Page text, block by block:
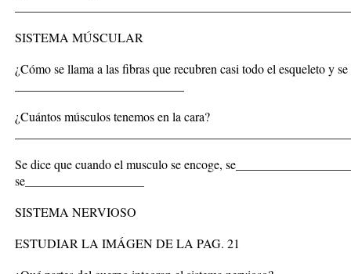
SISTEMA MÚSCULAR
¿Cómo se llama a las fibras que recubren casi todo el esqueleto y
¿Cuántos músculos tenemos en la cara?
Se dice que cuando el musculo se encoge,
se___________________
SISTEMA NERVIOSO
ESTUDIAR LA IMÁGEN DE LA PAG. 21